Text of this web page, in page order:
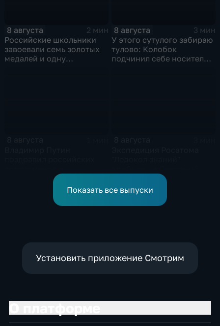
8 августа
2 мин
Российские школьники
завоевали семь золотых
медалей и одну
8 августа
3 мин
У этого сутулого забираю
тулово: Колобок
подчинил себе носителя в
физкультурников с
профессиональнымПоказать все выпуски
Установить приложение Смотрим